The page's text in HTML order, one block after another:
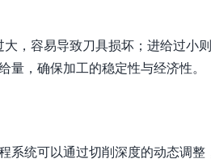
，容易导致刀具损坏；进给过小
，确保加工的稳定性与经济性。
系统可以通过切削深度的动态调整